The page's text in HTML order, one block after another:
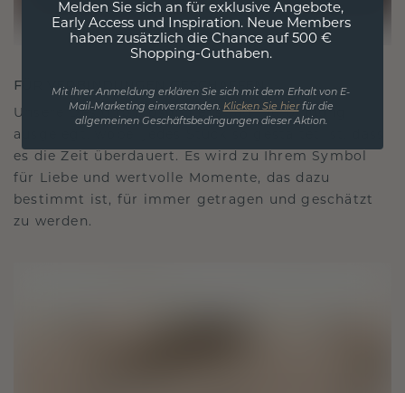
FÜR VERBINDUNGEN GESCHAFFEN
Unsere Designphilosophie ist auf Verbindung
ausgelegt, wobei jedes Stück so gestaltet ist, dass
es die Zeit überdauert. Es wird zu Ihrem Symbol
für Liebe und wertvolle Momente, das dazu
bestimmt ist, für immer getragen und geschätzt
zu werden.
Melden Sie sich an für exklusive Angebote,
Early Access und Inspiration. Neue Members
haben zusätzlich die Chance auf 500 €
Shopping-Guthaben.
Mit Ihrer Anmeldung erklären Sie sich mit dem Erhalt von E-
Mail-Marketing einverstanden. Klicken Sie hierfür die
allgemeinen Geschäftsbedingungen dieser Aktion.